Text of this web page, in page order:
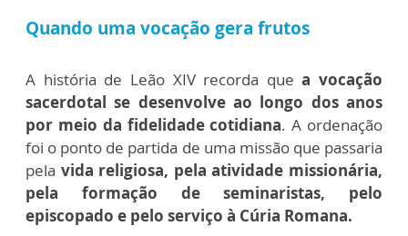
Quando uma vocação gera frutos
A história de Leão XIV recorda quea vocação
sacerdotal se desenvolve ao longo dos anos
por meio da fidelidade cotidiana. A ordenação
foi o ponto de partida de uma missão que passaria
pela vida religiosa, pela atividade missionária,
pela formação de seminaristas, pelo
episcopado e pelo serviço à Cúria Romana.